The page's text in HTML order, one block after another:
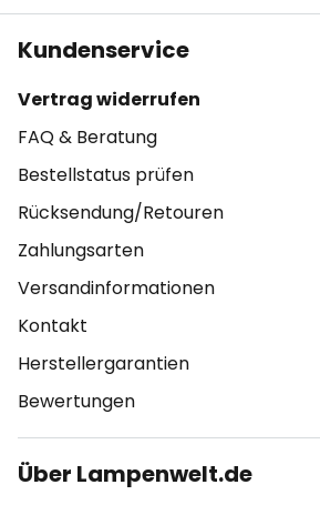
Kundenservice
Vertrag widerrufen
FAQ & Beratung
Bestellstatus prüfen
Rücksendung/Retouren
Zahlungsarten
Versandinformationen
Kontakt
Herstellergarantien
Bewertungen
Über Lampenwelt.de